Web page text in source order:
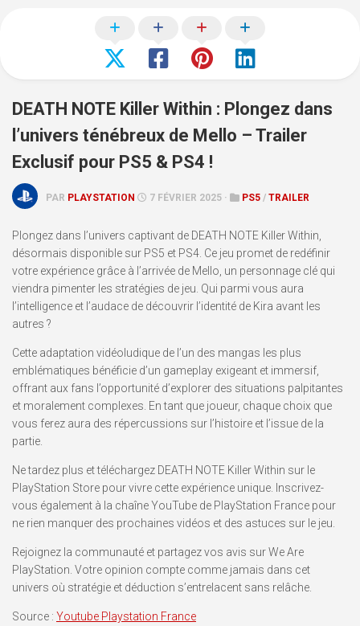
DEATH NOTE Killer Within : Plongez dans
l’univers ténébreux de Mello – Trailer
Exclusif pour PS5 & PS4 !
PAR PLAYSTATION 7 FÉVRIER 2025 · PS5 / TRAILER
Plongez dans l’univers captivant de DEATH NOTE Killer Within,
désormais disponible sur PS5 et PS4. Ce jeu promet de redéfinir
votre expérience grâce à l’arrivée de Mello, un personnage clé qui
viendra pimenter les stratégies de jeu. Qui parmi vous aura
l’intelligence et l’audace de découvrir l’identité de Kira avant les
autres ?
Cette adaptation vidéoludique de l’un des mangas les plus
emblématiques bénéficie d’un gameplay exigeant et immersif,
offrant aux fans l’opportunité d’explorer des situations palpitantes
et moralement complexes. En tant que joueur, chaque choix que
vous ferez aura des répercussions sur l’histoire et l’issue de la
partie.
Ne tardez plus et téléchargez DEATH NOTE Killer Within sur le
PlayStation Store pour vivre cette expérience unique. Inscrivez-
vous également à la chaîne YouTube de PlayStation France pour
ne rien manquer des prochaines vidéos et des astuces sur le jeu.
Rejoignez la communauté et partagez vos avis sur We Are
PlayStation. Votre opinion compte comme jamais dans cet
univers où stratégie et déduction s’entrelacent sans relâche.
Source : Youtube Playstation France